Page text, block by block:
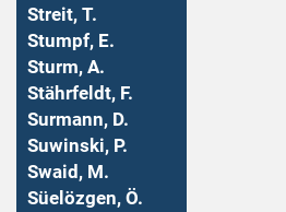
Streit, T.
Stumpf, E.
Sturm, A.
Stährfeldt, F.
Surmann, D.
Suwinski, P.
Swaid, M.
Süelözgen, Ö.